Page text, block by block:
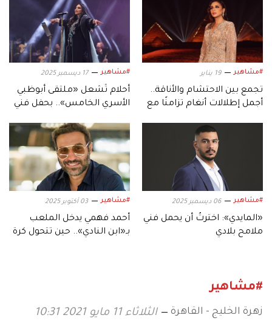
#مشاهير 19 يناير
تجمع بين الاحتشام والأناقة..
أجمل إطلالات أنغام تزامنًا مع
#مشاهير 17 ديسمبر 2025
أحلام تُشعل «ملتقى أبوظبي
الأسري الخامس».. بحفل فني
#مشاهير 06 ديسمبر 2025
«المايدي»: اخترتُ أن يحمل فني
ملامح بلادي
#مشاهير 03 أكتوبر 2025
أحمد فهمي يدخل الملعب
بـ«ابن النادي».. حين تتحول كرة
#مشاهير
زهرة الخليج - القاهرة الثلاثاء 11 مايو 2021 10:31